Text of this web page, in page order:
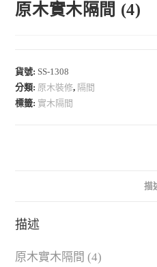
原木實木隔間 (4)
貨號: SS-1308
分類: 原木裝修, 隔間
標籤:實木隔間
描
描述
原木實木隔間 (4)